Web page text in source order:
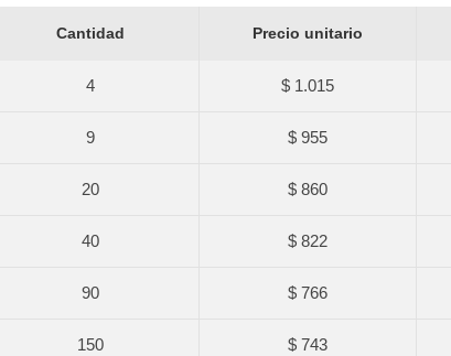
Cantidad Precio unitario
4 $ 1.015
9 $ 955
20 $ 860
40 $ 822
90 $ 766
150 $ 743